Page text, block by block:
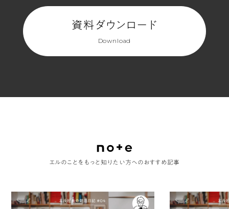
資料ダウンロード
Download
エルのことをもっと知りたい方へのおすすめ記事